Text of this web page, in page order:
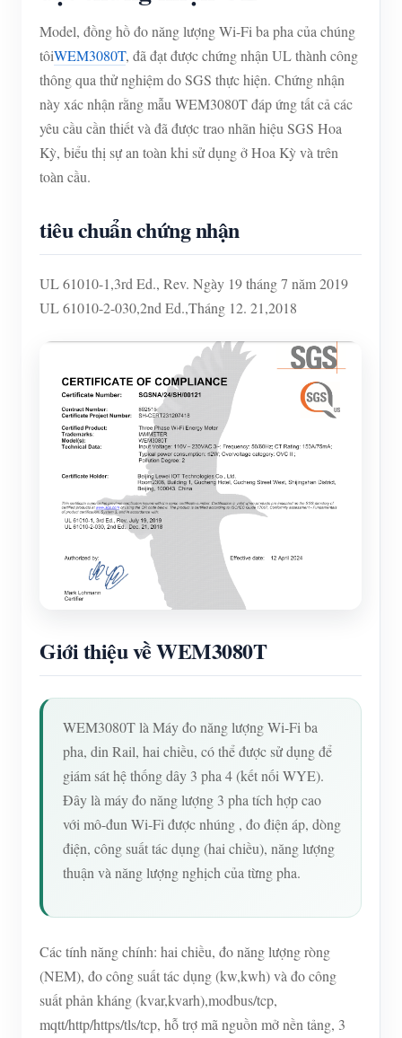
Trình mô phỏng IAMMETER
Đồng hồ đo ảo
Hệ thống dự báo và mô phỏng năng lượng
Các ứng dụng
Màn hình năng lượng hệ thống PV năng lượng mặt
Màn hình sử dụng điện
Hệ thống điều khiển máy sưởi PV
Tự động hóa gia đình
Giám sát năng lượng nhà máy
Cửa hàng
Tài nguyên
Khởi động nhanh sản phẩm
Tài liệu
Video hướng dẫn
Blog
Cộng đồng
Nhà phát triển
Tiếp xúc
Về chúng tôi
Model, đồng hồ đo năng lượng Wi-Fi ba pha của chúng
tôiWEM3080T, đã đạt được chứng nhận UL thành công
thông qua thử nghiệm do SGS thực hiện. Chứng nhận
này xác nhận rằng mẫu WEM3080T đáp ứng tất cả các
yêu cầu cần thiết và đã được trao nhãn hiệu SGS Hoa
Kỳ, biểu thị sự an toàn khi sử dụng ở Hoa Kỳ và trên
toàn cầu.
tiêu chuẩn chứng nhận
UL 61010-1,3rd Ed., Rev. Ngày 19 tháng 7 năm 2019
UL 61010-2-030,2nd Ed.,Tháng 12. 21,2018
Giới thiệu về WEM3080T
WEM3080T là Máy đo năng lượng Wi-Fi ba
pha, din Rail, hai chiều, có thể được sử dụng để
giám sát hệ thống dây 3 pha 4 (kết nối WYE).
Đây là máy đo năng lượng 3 pha tích hợp cao
với mô-đun Wi-Fi được nhúng , đo điện áp, dòng
điện, công suất tác dụng (hai chiều), năng lượng
thuận và năng lượng nghịch của từng pha.
Các tính năng chính: hai chiều, đo năng lượng ròng
(NEM), đo công suất tác dụng (kw,kwh) và đo công
suất phản kháng (kvar,kvarh),modbus/tcp,
mqtt/http/https/tls/tcp, hỗ trợ mã nguồn mở nền tảng, 3